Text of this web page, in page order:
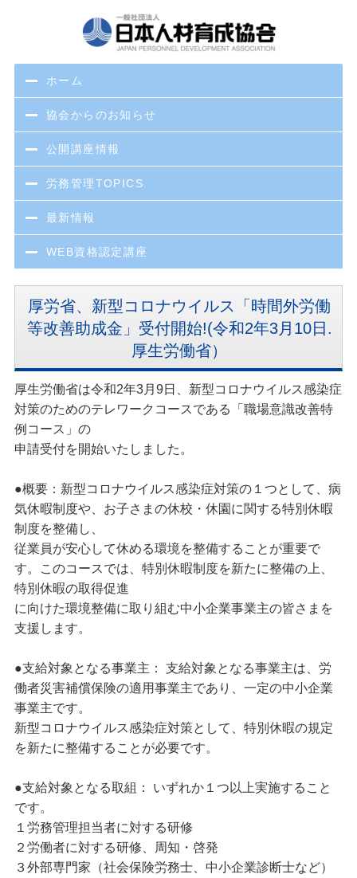
ホーム
協会からのお知らせ
公開講座情報
労務管理TOPICS
最新情報
WEB資格認定講座
厚労省、新型コロナウイルス「時間外労働
等改善助成金」受付開始!(令和2年3月10日.
厚生労働省）
厚生労働省は令和2年3月9日、新型コロナウイルス感染症
対策のためのテレワークコースである「職場意識改善特
例コース」の
申請受付を開始いたしました。
●概要：新型コロナウイルス感染症対策の１つとして、病
気休暇制度や、お子さまの休校・休園に関する特別休暇
制度を整備し、
従業員が安心して休める環境を整備することが重要で
す。このコースでは、特別休暇制度を新たに整備の上、
特別休暇の取得促進
に向けた環境整備に取り組む中小企業事業主の皆さまを
支援します。
●支給対象となる事業主： 支給対象となる事業主は、労
働者災害補償保険の適用事業主であり、一定の中小企業
事業主です。
新型コロナウイルス感染症対策として、特別休暇の規定
を新たに整備することが必要です。
●支給対象となる取組： いずれか１つ以上実施すること
です。
１労務管理担当者に対する研修
２労働者に対する研修、周知・啓発
３外部専門家（社会保険労務士、中小企業診断士など）